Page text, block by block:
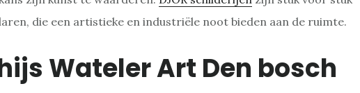
die een artistieke en industriële noot bieden aan de ruimte.
Wateler Art Den bosch